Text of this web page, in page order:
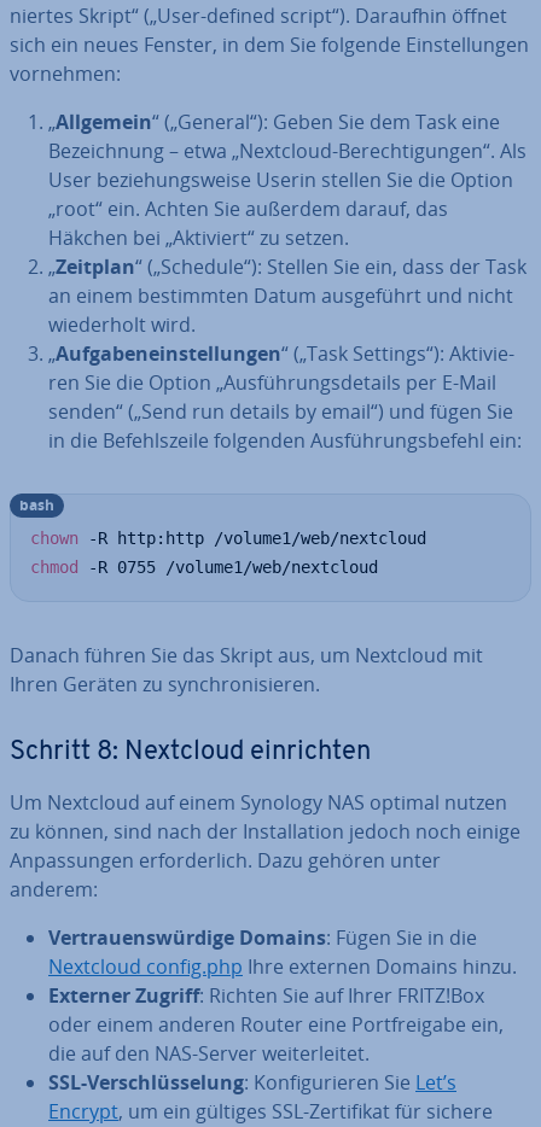
nier­tes Skript“ („User-defined script“). Daraufhin öffnet
sich ein neues Fenster, in dem Sie folgende Ein­stel­lun­gen
vornehmen:
„Allgemein“ („General“): Geben Sie dem Task eine
Be­zeich­nung – etwa „Nextcloud-Be­rech­ti­gun­gen“. Als
User be­zie­hungs­wei­se Userin stellen Sie die Option
„root“ ein. Achten Sie außerdem darauf, das
Häkchen bei „Aktiviert“ zu setzen.
„Zeitplan“ („Schedule“): Stellen Sie ein, dass der Task
an einem be­stimm­ten Datum aus­ge­führt und nicht
wie­der­holt wird.
„Auf­ga­ben­ein­stel­lun­gen“ („Task Settings“): Ak­ti­vie­
ren Sie die Option „Aus­füh­rungs­de­tails per E-Mail
senden“ („Send run details by email“) und fügen Sie
in die Be­fehls­zei­le folgenden Aus­füh­rungs­be­fehl ein:
chown
chmod
-R 0755 /volume1/web/nextcloud
bash
Danach führen Sie das Skript aus, um Nextcloud mit
Ihren Geräten zu syn­chro­ni­sie­ren.
Schritt 8: Nextcloud ein­rich­ten
Um Nextcloud auf einem Synology NAS optimal nutzen
zu können, sind nach der In­stal­la­ti­on jedoch noch einige
An­pas­sun­gen er­for­der­lich. Dazu gehören unter
anderem:
Ver­trau­ens­wür­di­ge Domains: Fügen Sie in die
Nextcloud config.php Ihre externen Domains hinzu.
Externer Zugriff: Richten Sie auf Ihrer FRITZ!Box
oder einem anderen Router eine Port­frei­ga­be ein,
die auf den NAS-Server wei­ter­lei­tet.
SSL-Ver­schlüs­se­lung: Kon­fi­gu­rie­ren Sie Let’s
Encrypt, um ein gültiges SSL-Zer­ti­fi­kat für sichere